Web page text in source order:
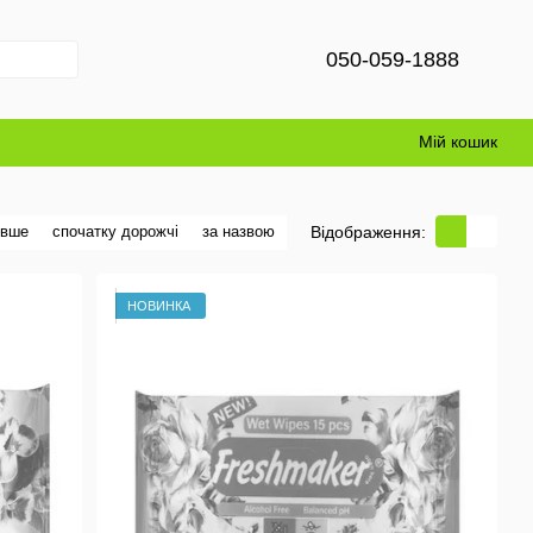
050-059-1888
Мій кошик
спочатку дорожчі за назвою Відображення:
НОВИНКА